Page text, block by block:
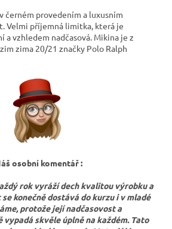
černém provedením a luxusním
Velmi příjemná limitka, která je
a vzhledem nadčasová. Mikina je z
zima 20/21 značky Polo Ralph
osobní komentář :
rok vyráží dech kvalitou výrobku a
konečně dostává do kurzu i v mladé
protože její nadčasovost a
skvěle úplně na každém. Tato